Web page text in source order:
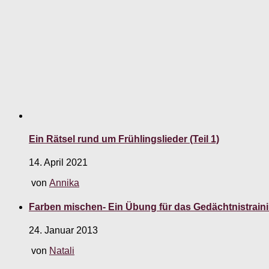
Ein Rätsel rund um Frühlingslieder (Teil 1)
14. April 2021
von Annika
Farben mischen- Ein Übung für das
24. Januar 2013
von Natali